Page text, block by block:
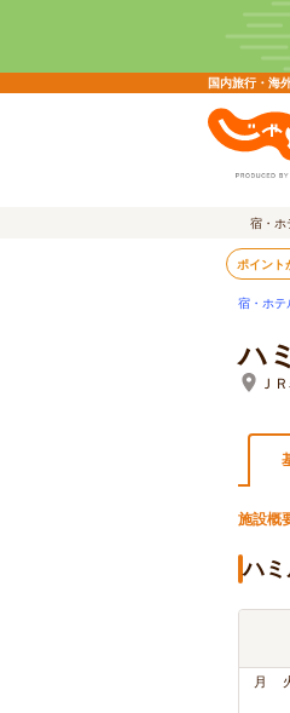
国内旅行・海
宿・ホ
ポイント
宿・ホテ
ハ
Ｊ
施設概
ハ
月